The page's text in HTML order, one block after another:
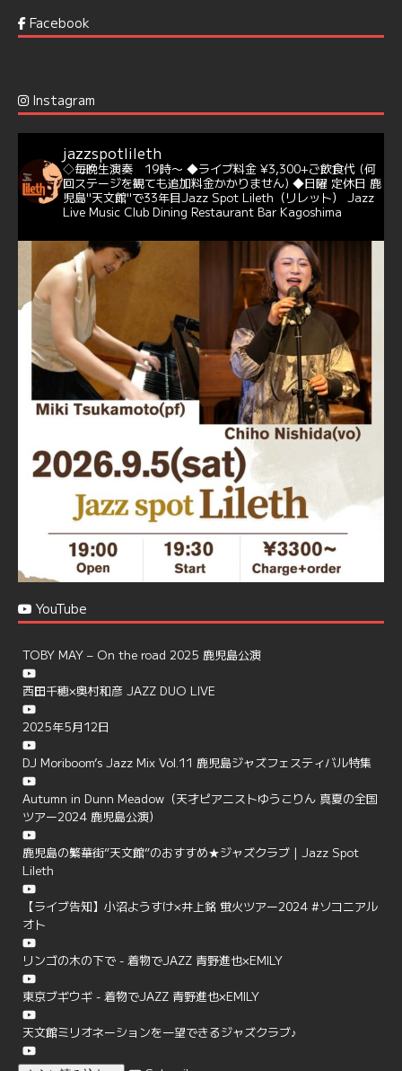
6 7
@delightful_gang
バー♪♬
当店での演奏シーンもご覧いただけます❣❣
#天文館ミリオネーション #ジャミラ #クリスマスソング
https://youtu.be/2lhypP4KWc4?si=CEbY-wEg5HDc_iEv
6 Twitter
Jazz Spot Lilet · 11 11月 2024
忘年会＆新年会 ご予約承り中❣❣
☆窓辺から天文館ミリオネーション
☆JAZZの生演奏を聴きながら♪
☆地産地消に拘ったフードメニュー
プラン内容はご予算とご要望に応じてアレンジ可能ですの
で、お気軽にお問い合せください
https://jazzspotlileth.com/recommend/8650
6 7 Twitter
Load More
Facebook
Instagram
jazzspotlileth
◇毎晩生演奏 19時〜 ◆ライブ料金 ¥3,300+ご飲食代 (何
回ステージを観ても追加料金かかりません) ◆日曜 定休日 鹿
児島"天文館"で33年目Jazz Spot Lileth（リレット）
Jazz
Live Music Club Dining Restaurant Bar Kagoshima
YouTube
TOBY MAY – On the road 2025 鹿児島公演
西田千穂×奥村和彦 JAZZ DUO LIVE
2025年5月12日
DJ Moriboom’s Jazz Mix Vol.11 鹿児島ジャズフェスティバル特集
Autumn in Dunn Meadow（天才ピアニストゆうこりん 真夏の全国
ツアー2024 鹿児島公演）
鹿児島の繁華街”天文館”のおすすめ★ジャズクラブ | Jazz Spot
Lileth
【ライブ告知】小沼ようすけ×井上銘 蛍火ツアー2024 #ソコニアル
オト
リンゴの木の下で - 着物でJAZZ 青野進也×EMILY
東京ブギウギ - 着物でJAZZ 青野進也×EMILY
天文館ミリオネーションを一望できるジャズクラブ♪